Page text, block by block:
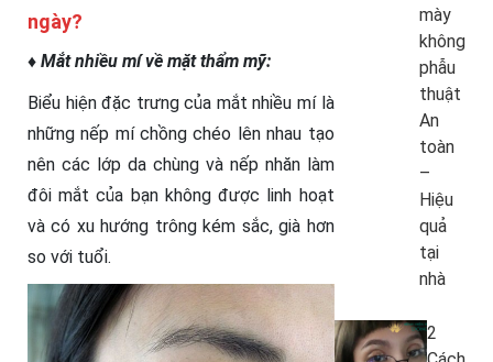
ngày?
♦ Mắt nhiều mí về mặt thẩm mỹ:
Biểu hiện đặc trưng của mắt nhiều mí là
những nếp mí chồng chéo lên nhau tạo
nên các lớp da chùng và nếp nhăn làm
đôi mắt của bạn không được linh hoạt
và có xu hướng trông kém sắc, già hơn
so với tuổi.
mày
không
phẫu
thuật
An
toàn
–
Hiệu
quả
tại
nhà
2